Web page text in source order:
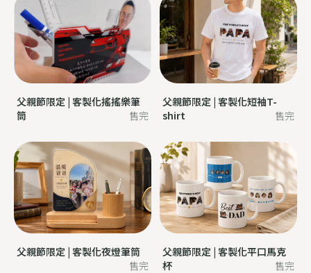
父親節限定 | 客製化搖搖樂筆
筒
售完
父親節限定 | 客製化短袖T-
shirt
售完
父親節限定 | 客製化夜燈筆筒
售完
父親節限定 | 客製化平口馬克
杯
售完